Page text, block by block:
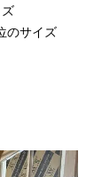
のサイズ